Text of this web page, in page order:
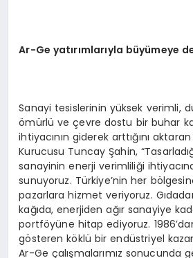
Ar-Ge yatırımlarıyla büyümeye
Sanayi tesislerinin yüksek verimli,
ömürlü ve çevre dostu bir buhar
ihtiyacının giderek arttığını
Kurucusu Tuncay Şahin,
sanayinin enerji verimliliği
sunuyoruz. Türkiye’nin her
pazarlara hizmet veriyoruz.
kağıda, enerjiden ağır sanayiye
portföyüne hitap ediyoruz.
gösteren köklü bir endüstriyel
Ar-Ge çalışmalarımız sonucunda